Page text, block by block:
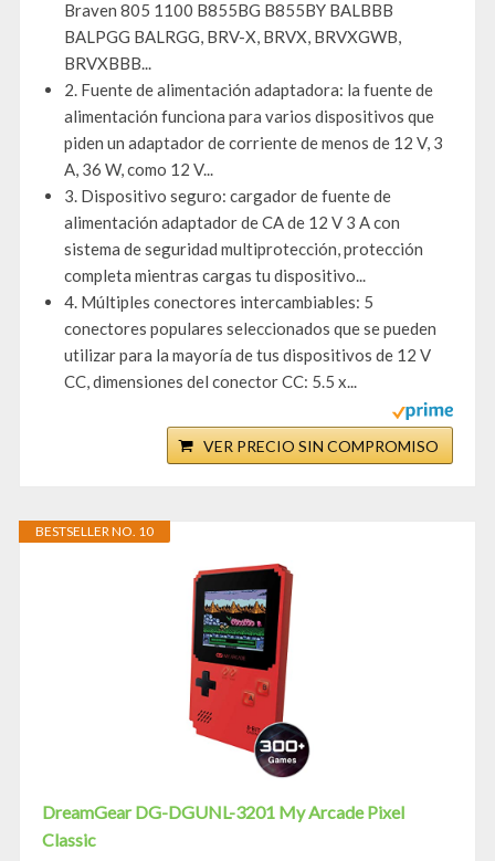
Braven 805 1100 B855BG B855BY BALBBB
BALPGG BALRGG, BRV-X, BRVX, BRVXGWB,
BRVXBBB...
2. Fuente de alimentación adaptadora: la fuente de
alimentación funciona para varios dispositivos que
piden un adaptador de corriente de menos de 12 V, 3
A, 36 W, como 12 V...
3. Dispositivo seguro: cargador de fuente de
alimentación adaptador de CA de 12 V 3 A con
sistema de seguridad multiprotección, protección
completa mientras cargas tu dispositivo...
4. Múltiples conectores intercambiables: 5
conectores populares seleccionados que se pueden
utilizar para la mayoría de tus dispositivos de 12 V
CC, dimensiones del conector CC: 5.5 x...
VER PRECIO SIN COMPROMISO
BESTSELLER NO. 10
DreamGear DG-DGUNL-3201 My Arcade Pixel
Classic